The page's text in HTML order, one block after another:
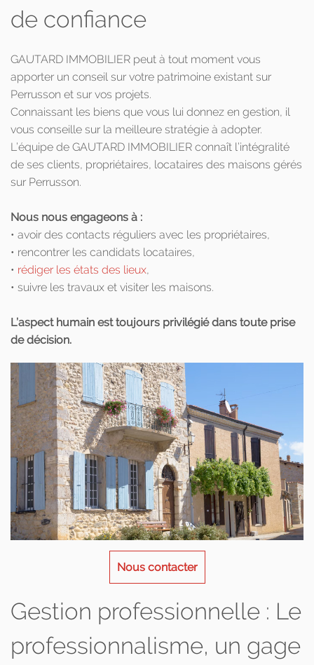
de confiance
GAUTARD IMMOBILIER peut à tout moment vous
apporter un conseil sur votre patrimoine existant sur
Perrusson et sur vos projets.
Connaissant les biens que vous lui donnez en gestion, il
vous conseille sur la meilleure stratégie à adopter.
L’équipe de GAUTARD IMMOBILIER connaît l’intégralité
de ses clients, propriétaires, locataires des maisons gérés
sur Perrusson.
Nous nous engageons à :
• avoir des contacts réguliers avec les propriétaires,
• rencontrer les candidats locataires,
• rédiger les états des lieux,
• suivre les travaux et visiter les maisons.
L’aspect humain est toujours privilégié dans toute prise
de décision.
Nous contacter
Gestion professionnelle : Le
professionnalisme, un gage